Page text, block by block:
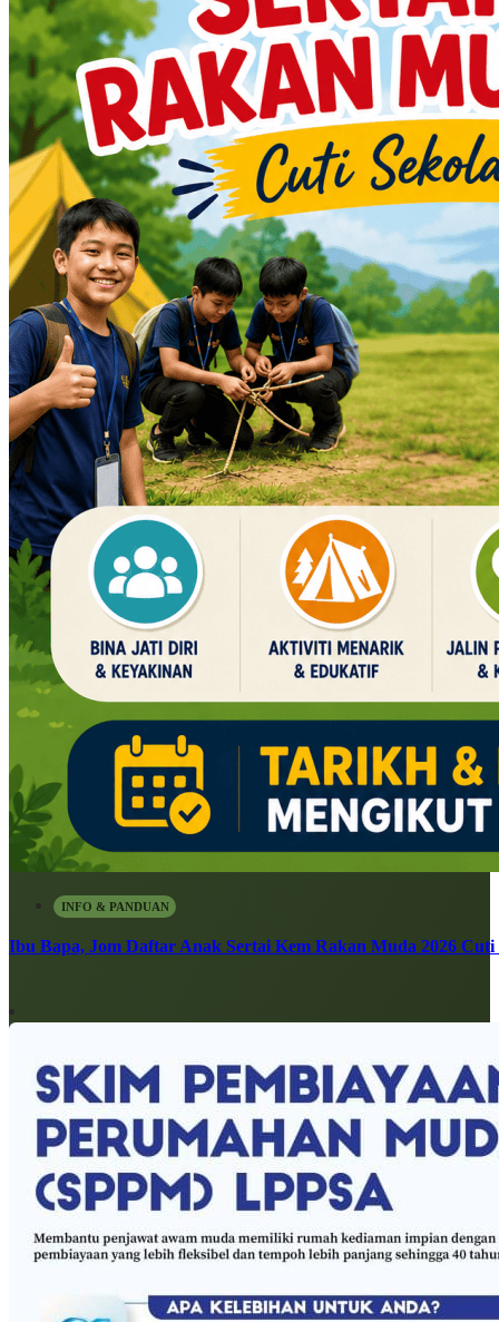
INFO & PANDUAN
Ibu Bapa, Jom Daftar Anak Sertai Kem Rakan Muda 2026